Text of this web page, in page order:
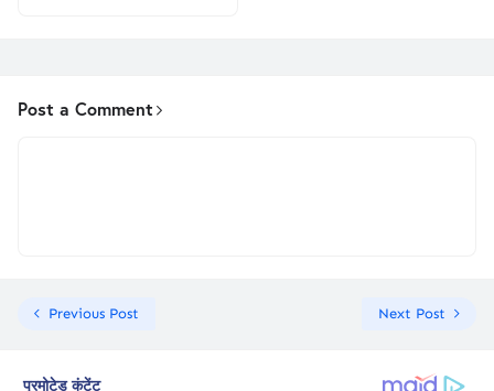
Post a Comment
Previous Post Next Post